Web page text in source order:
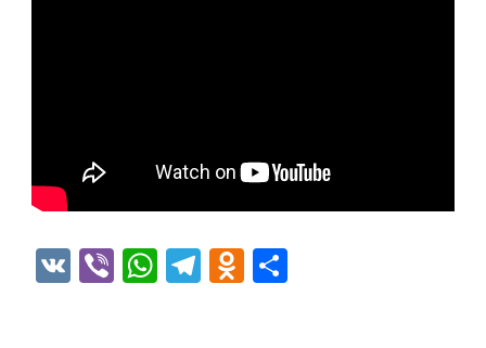
VK ViberWhatsApp
Telegram
Odnoklassniki